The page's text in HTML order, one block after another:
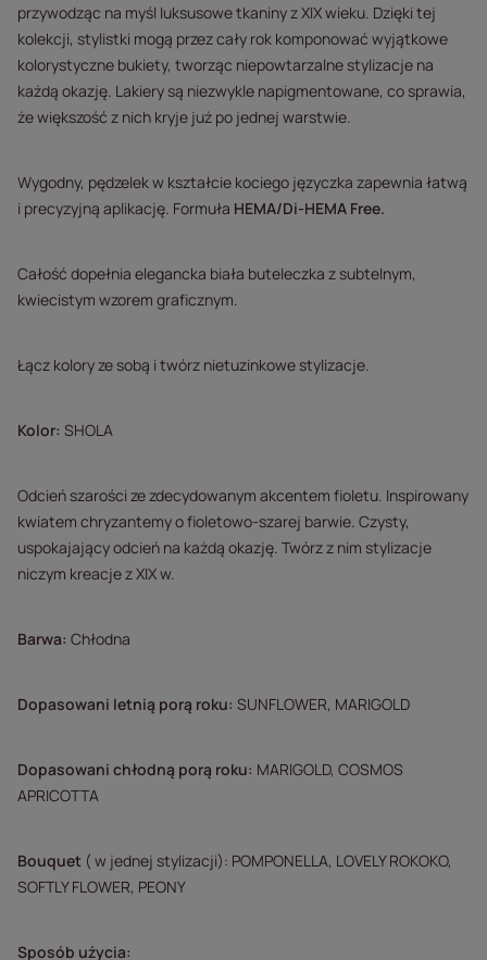
przywodząc na myśl luksusowe tkaniny z XIX wieku. Dzięki tej
kolekcji, stylistki mogą przez cały rok komponować wyjątkowe
kolorystyczne bukiety, tworząc niepowtarzalne stylizacje na
każdą okazję. Lakiery są niezwykle napigmentowane, co sprawia,
że większość z nich kryje już po jednej warstwie.
Wygodny, pędzelek w kształcie kociego języczka zapewnia łatwą
i precyzyjną aplikację. Formuła HEMA/Di-HEMA Free.
Całość dopełnia elegancka biała buteleczka z subtelnym,
kwiecistym wzorem graficznym.
Łącz kolory ze sobą i twórz nietuzinkowe stylizacje.
Kolor: SHOLA
Odcień szarości ze zdecydowanym akcentem fioletu. Inspirowany
kwiatem chryzantemy o fioletowo-szarej barwie. Czysty,
uspokajający odcień na każdą okazję. Twórz z nim stylizacje
niczym kreacje z XIX w.
Barwa: Chłodna
Dopasowani letnią porą roku: SUNFLOWER, MARIGOLD
Dopasowani chłodną porą roku: MARIGOLD, COSMOS
APRICOTTA
Bouquet ( w jednej stylizacji): POMPONELLA, LOVELY ROKOKO,
SOFTLY FLOWER, PEONY
Sposób użycia: